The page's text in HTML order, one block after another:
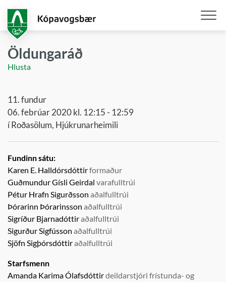
aðalefni
Öldungaráð
Hlusta
11. fundur
06. febrúar 2020 kl. 12:15 - 12:59
í Roðasölum, Hjúkrunarheimili
Fundinn sátu:
Karen E. Halldórsdóttirformaður
Guðmundur Gísli Geirdal varafulltrúi
Pétur Hrafn Sigurðsson aðalfulltrúi
Þórarinn Þórarinsson aðalfulltrúi
Sigríður Bjarnadóttiraðalfulltrúi
Sigurður Sigfússon aðalfulltrúi
Sjöfn Sigþórsdóttiraðalfulltrúi
Starfsmenn
Amanda Karima Ólafsdóttirdeildarstjóri frístunda- og
Opna